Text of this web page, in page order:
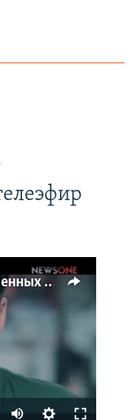
Страна самых высокопоставленных телеведущих. Почему политики захватили телеэфир Украины